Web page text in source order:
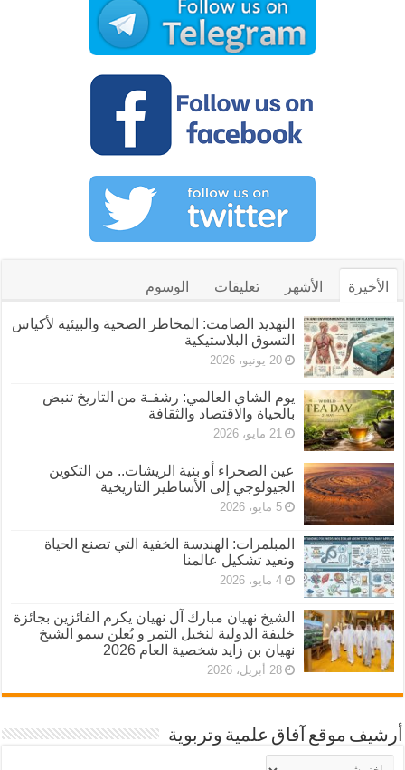
الأخيرة الأشهر تعليقات الوسوم
التهديد الصامت: المخاطر الصحية والبيئية لأكياس
التسوق البلاستيكية
20 يونيو، 2026
يوم الشاي العالمي: رشفـة من التاريخ تنبض
بالحياة والاقتصاد والثقافة
21 مايو، 2026
عين الصحراء أو بنية الريشات.. من التكوين
الجيولوجي إلى الأساطير التاريخية
5 مايو، 2026
المبلمرات: الهندسة الخفية التي تصنع الحياة
وتعيد تشكيل عالمنا
4 مايو، 2026
الشيخ نهيان مبارك آل نهيان يكرم الفائزين بجائزة
خليفة الدولية لنخيل التمر و يُعلن سمو الشيخ
نهيان بن زايد شخصية العام 2026
28 أبريل، 2026
أرشيف موقع آفاق علمية وتربوية
أرشيف